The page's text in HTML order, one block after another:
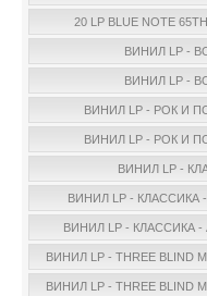
20 LP BLUE NOTE
ВИНИЛ LP -
ВИНИЛ LP -
ВИНИЛ LP - РОК И
ВИНИЛ LP - РОК И
ВИНИЛ LP -
ВИНИЛ LP - КЛАССИКА -
ВИНИЛ LP - КЛАССИКА -
ВИНИЛ LP - THREE BLIND
ВИНИЛ LP - THREE BLIND